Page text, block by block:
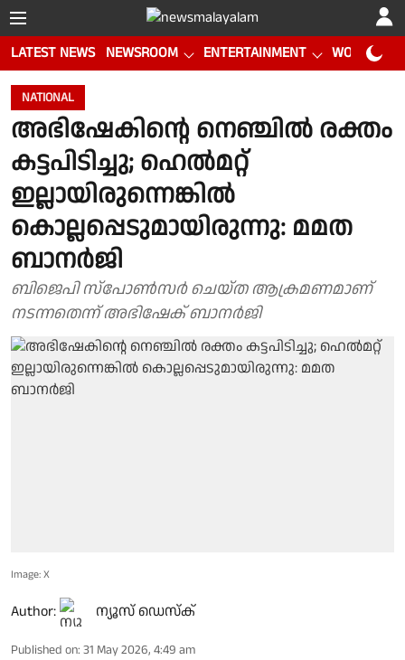
LATEST NEWS NEWSROOM ENTERTAINMENT WORLD CUP
NATIONAL
അഭിഷേകിന്റെ നെഞ്ചില്‍ രക്തം
കട്ടപിടിച്ചു; ഹെല്‍മറ്റ്
ഇല്ലായിരുന്നെങ്കില്‍
കൊല്ലപ്പെടുമായിരുന്നു: മമത
ബാനര്‍ജി
ബിജെപി സ്‌പോണ്‍സര്‍ ചെയ്ത ആക്രമണമാണ്
നടന്നതെന്ന് അഭിഷേക് ബാനര്‍ജി
Image: X
Author: ന്യൂസ് ഡെസ്ക്
Published on: 31 May 2026, 4:49 am